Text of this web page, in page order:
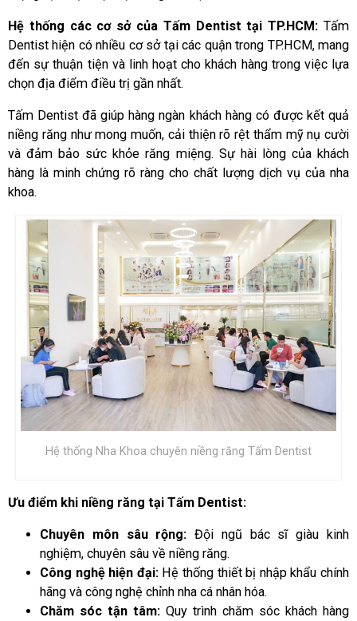
Hệ thống các cơ sở của Tấm Dentist tại TP.HCM: Tấm
Dentist hiện có nhiều cơ sở tại các quận trong TP.HCM, mang
đến sự thuận tiện và linh hoạt cho khách hàng trong việc lựa
chọn địa điểm điều trị gần nhất.
Tấm Dentist đã giúp hàng ngàn khách hàng có được kết quả
niềng răng như mong muốn, cải thiện rõ rệt thẩm mỹ nụ cười
và đảm bảo sức khỏe răng miệng. Sự hài lòng của khách
hàng là minh chứng rõ ràng cho chất lượng dịch vụ của nha
khoa.
Hệ thống Nha Khoa chuyên niềng răng Tấm Dentist
Ưu điểm khi niềng răng tại Tấm Dentist:
Chuyên môn sâu rộng: Đội ngũ bác sĩ giàu kinh
nghiệm, chuyên sâu về niềng răng.
Công nghệ hiện đại:Hệ thống thiết bị nhập khẩu chính
hãng và công nghệ chỉnh nha cá nhân hóa.
Chăm sóc tận tâm: Quy trình chăm sóc khách hàng